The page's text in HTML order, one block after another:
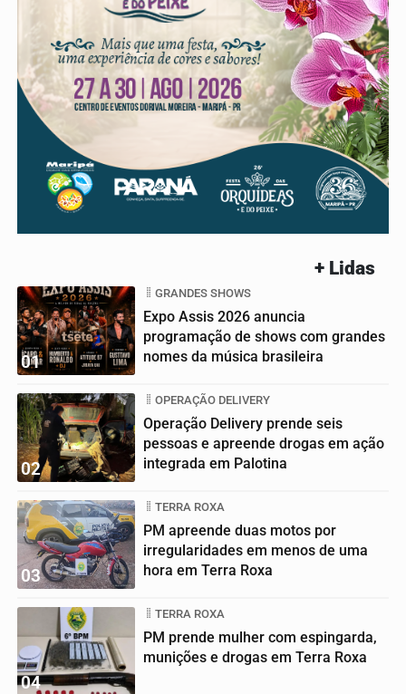
+ Lidas
01
GRANDES SHOWS
Expo Assis 2026 anuncia
programação de shows com grandes
nomes da música brasileira
02
OPERAÇÃO DELIVERY
Operação Delivery prende seis
pessoas e apreende drogas em ação
integrada em Palotina
03
TERRA ROXA
PM apreende duas motos por
irregularidades em menos de uma
hora em Terra Roxa
04
TERRA ROXA
PM prende mulher com espingarda,
munições e drogas em Terra Roxa